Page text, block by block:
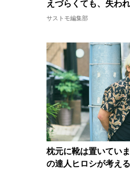
えづらくても、失わ
サストモ編集部
枕元に靴は置いてい
の達人ヒロシが考え